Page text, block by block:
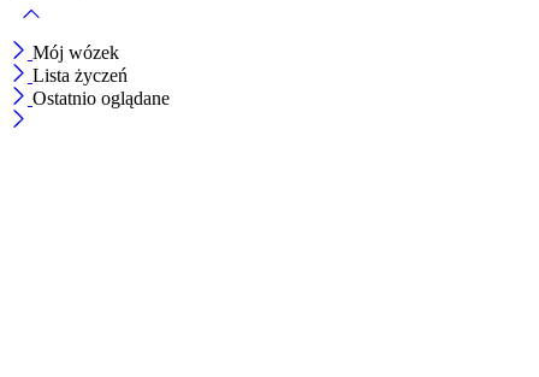
Mój wózek
Lista życzeń
Ostatnio oglądane